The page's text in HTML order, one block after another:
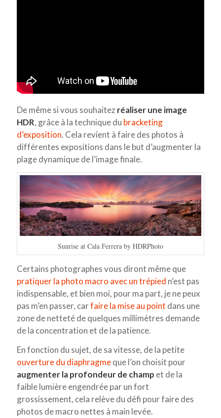
De même si vous souhaitezréaliser une image
HDR, grâce à la technique du bracketing
d’exposition. Cela revient à faire des photos à
différentes expositions dans le but d’augmenter la
plage dynamique de l’image finale.
Sunrise at Cala Ferrera by HDRPhoto
Certains photographes vous diront même que
pratiquer la photo macro avec un trépied n’est pas
indispensable, et bien moi, pour ma part, je ne peux
pas m’en passer, carfaire la mise au point dans une
zone de netteté de quelques millimètres demande
de la concentration et de la patience.
En fonction du sujet, de sa vitesse, de la petite
ouverture du diaphragmeque l’on choisit pour
augmenter la profondeur de champ et de la
faible lumière engendrée par un fort
grossissement, cela relève du défi pour faire des
photos de macro nettes à main levée.